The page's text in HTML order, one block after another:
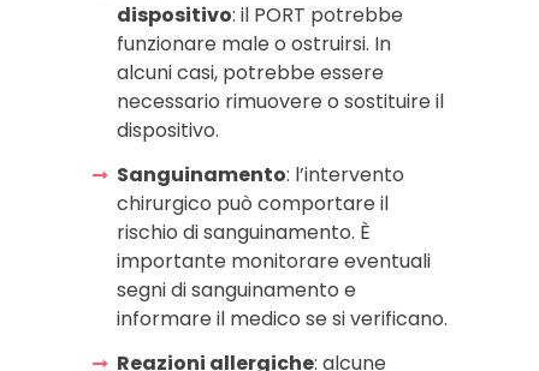
dispositivo: il PORT potrebbe
funzionare male o ostruirsi. In
alcuni casi, potrebbe essere
necessario rimuovere o sostituire il
dispositivo.
Sanguinamento: l’intervento
chirurgico può comportare il
rischio di sanguinamento. È
importante monitorare eventuali
segni di sanguinamento e
informare il medico se si verificano.
Reazioni allergiche: alcune